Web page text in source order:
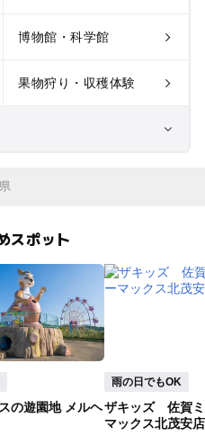
博物館・科学館
果物狩り・収穫体験
植物園・フラワーパー
ク
バーベキュー
スポット
の遊園地 メルヘ
雨の日でもOK
ザキッズ 佐賀
マックス北茂安店